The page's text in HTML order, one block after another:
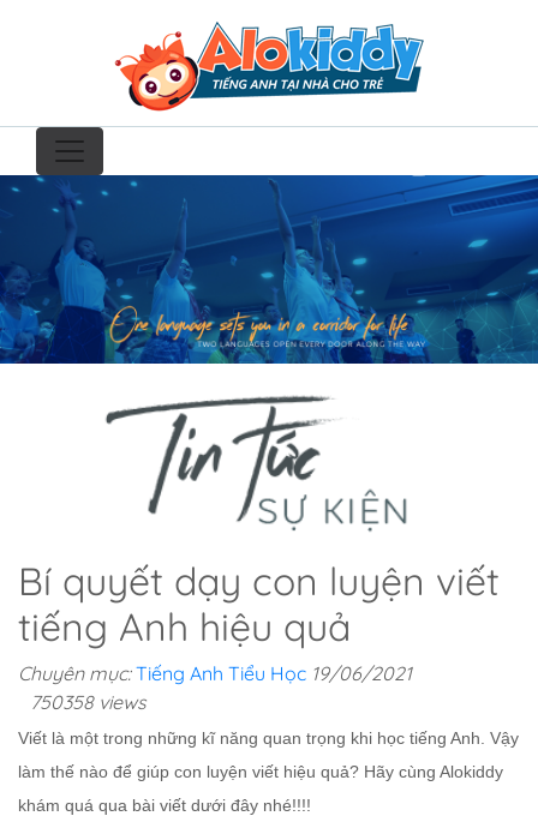
Bí quyết dạy con luyện viết
tiếng Anh hiệu quả
Chuyên mục:Tiếng Anh Tiểu Học 19/06/2021
750358 views
Viết là một trong những kĩ năng quan trọng khi học tiếng Anh. Vậy
làm thế nào để giúp con luyện viết hiệu quả? Hãy cùng Alokiddy
khám quá qua bài viết dưới đây nhé!!!!